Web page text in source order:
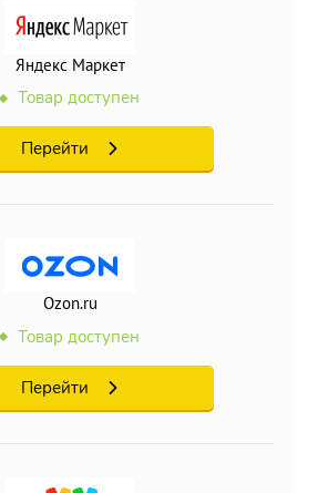
Яндекс Маркет
Товар доступен
Перейти
Ozon.ru
Товар доступен
Перейти